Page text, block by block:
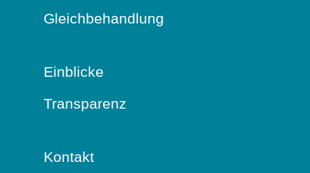
Gleichbehandlung
Einblicke
Transparenz
Kontakt